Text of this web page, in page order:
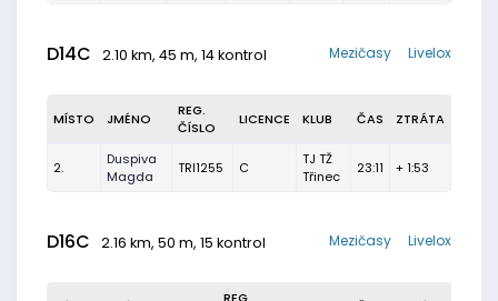
D14C 2.10 km, 45 m, 14 kontrol Livelox
Mezičasy
MÍSTO JMÉNO
REG.
ČÍSLO
LICENCE KLUB ČAS ZTRÁTA
2.
Duspiva
Magda
TRI1255 C
TJ TŽ
Třinec
23:11 + 1:53
D16C 2.16 km, 50 m, 15 kontrol Livelox
Mezičasy